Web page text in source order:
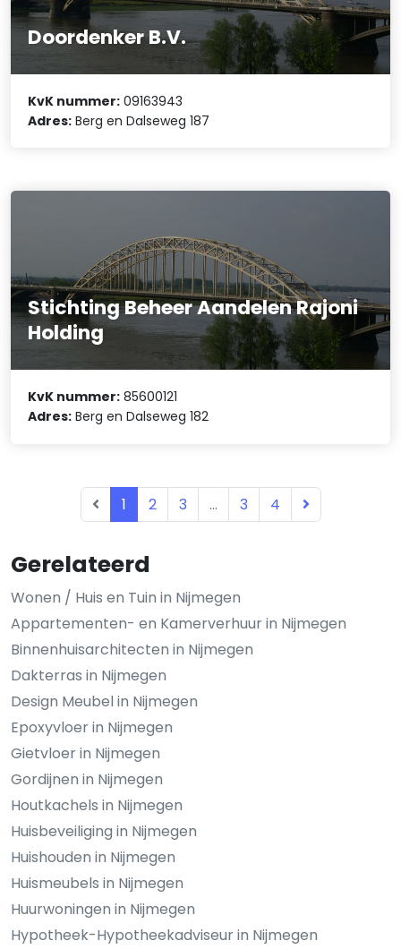
Gerelateerd
Wonen / Huis en Tuin in Nijmegen
Appartementen- en Kamerverhuur in Nijmegen
Binnenhuisarchitecten in Nijmegen
Dakterras in Nijmegen
Design Meubel in Nijmegen
Epoxyvloer in Nijmegen
Gietvloer in Nijmegen
Gordijnen in Nijmegen
Houtkachels in Nijmegen
Huisbeveiliging in Nijmegen
Huishouden in Nijmegen
Huismeubels in Nijmegen
Huurwoningen in Nijmegen
Hypotheek-Hypotheekadviseur in Nijmegen
Doordenker B.V.
KvK nummer: 09163943
Adres: Berg en Dalseweg 187
Stichting Beheer Aandelen Rajoni
Holding
KvK nummer: 85600121
Adres: Berg en Dalseweg 182
1 2 3 ... 3 4